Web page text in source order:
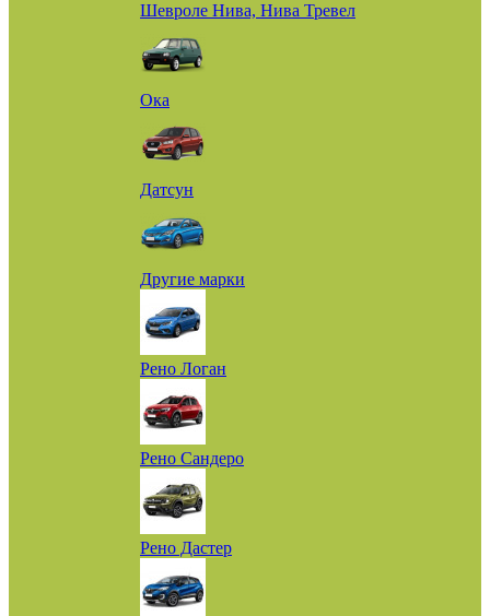
Шевроле Нива, Нива Тревел
Ока
Датсун
Другие марки
Рено Логан
Рено Сандеро
Рено Дастер